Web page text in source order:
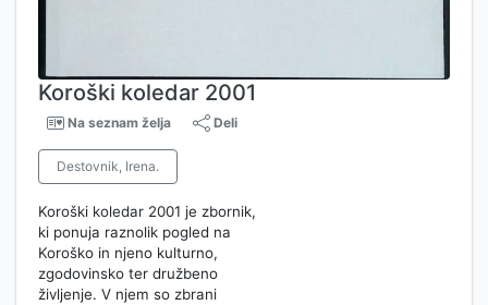
Koroški koledar 2001
Na seznam želja Deli
Destovnik, Irena.
Koroški koledar 2001 je zbornik,
ki ponuja raznolik pogled na
Koroško in njeno kulturno,
zgodovinsko ter družbeno
življenje. V njem so zbrani